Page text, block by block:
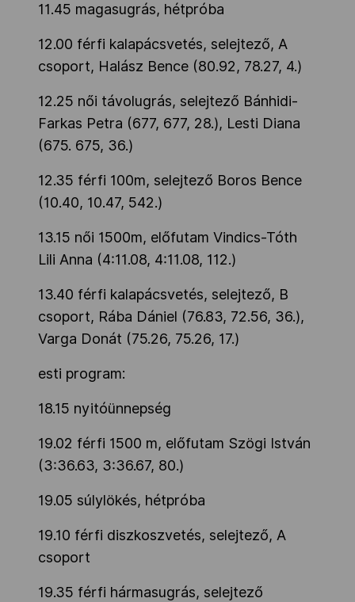
11.45 magasugrás, hétpróba
12.00 férfi kalapácsvetés, selejtező, A
csoport, Halász Bence (80.92, 78.27, 4.)
12.25 női távolugrás, selejtező Bánhidi-
Farkas Petra (677, 677, 28.), Lesti Diana
(675. 675, 36.)
12.35 férfi 100m, selejtező Boros Bence
(10.40, 10.47, 542.)
13.15 női 1500m, előfutam Vindics-Tóth
Lili Anna (4:11.08, 4:11.08, 112.)
13.40 férfi kalapácsvetés, selejtező, B
csoport, Rába Dániel (76.83, 72.56, 36.),
Varga Donát (75.26, 75.26, 17.)
esti program:
18.15 nyitóünnepség
19.02 férfi 1500 m, előfutam Szögi István
(3:36.63, 3:36.67, 80.)
19.05 súlylökés, hétpróba
19.10 férfi diszkoszvetés, selejtező, A
csoport
19.35 férfi hármasugrás, selejtező